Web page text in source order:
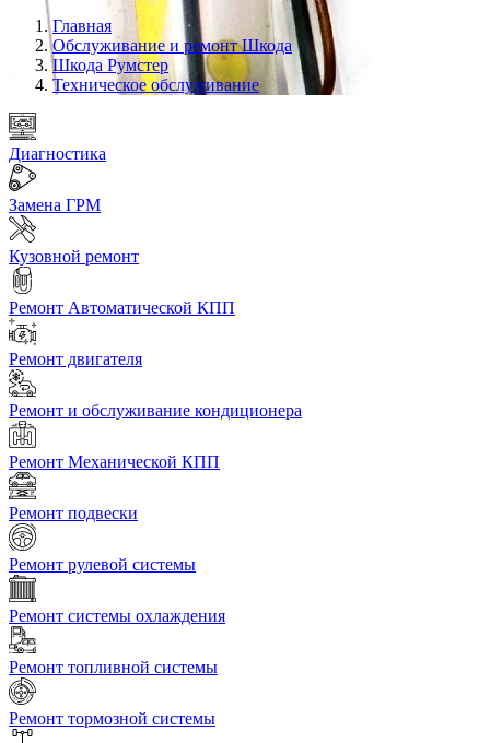
Главная
Обслуживание и ремонт Шкода
Шкода Румстер
Техническое обслуживание
Диагностика
Замена ГРМ
Кузовной ремонт
Ремонт Автоматической КПП
Ремонт двигателя
Ремонт и обслуживание кондиционера
Ремонт Механической КПП
Ремонт подвески
Ремонт рулевой системы
Ремонт системы охлаждения
Ремонт топливной системы
Ремонт тормозной системы